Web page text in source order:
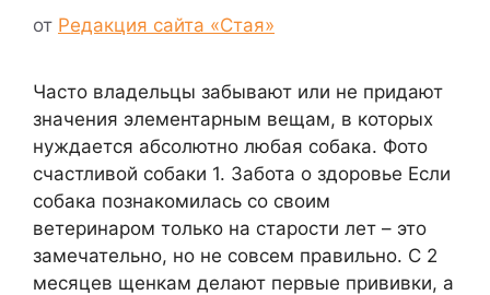
от Редакция сайта «Стая»
Часто владельцы забывают или не придают
значения элементарным вещам, в которых
нуждается абсолютно любая собака. Фото
счастливой собаки 1. Забота о здоровье Если
собака познакомилась со своим
ветеринаром только на старости лет – это
замечательно, но не совсем правильно. С 2
месяцев щенкам делают первые прививки, а